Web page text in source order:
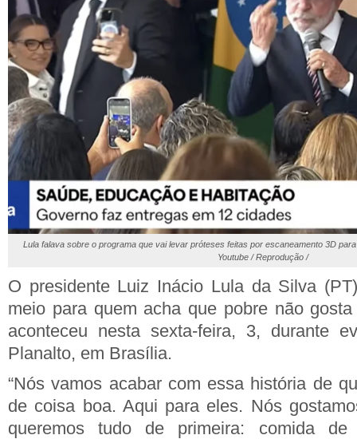
Lula falava sobre o programa que vai levar próteses feitas por escaneamento 3D
Youtube / Reprodução /
O presidente Luiz Inácio Lula da Silva
meio para quem acha que pobre não
aconteceu nesta sexta-feira, 3, durante
Planalto, em Brasília.
“Nós vamos acabar com essa história de
de coisa boa. Aqui para eles. Nós
queremos tudo de primeira: comida